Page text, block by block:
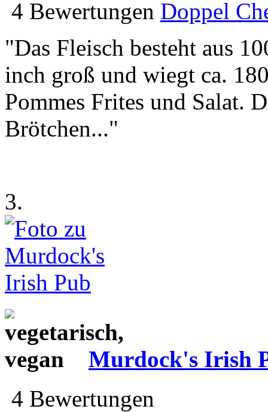
4 Bewertungen Doppel
"Das Fleisch besteht aus
inch groß und wiegt ca.
Pommes Frites und Salat.
Brötchen..."
3.
Murdock's Irish
4 Bewertungen